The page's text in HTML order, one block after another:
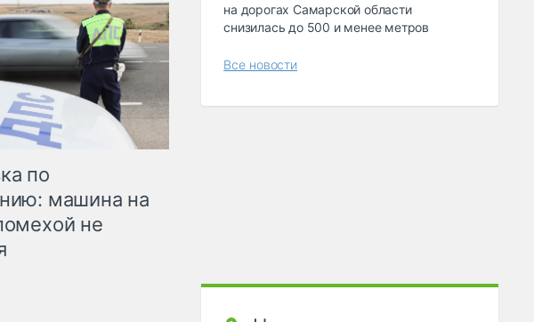
по
машина на
не
на дорогах Самарской области
снизилась до 500 и менее метров
Все новости